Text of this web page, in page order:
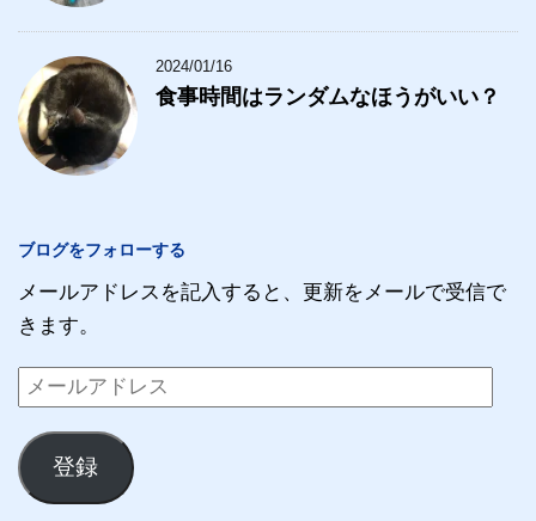
2024/01/16
食事時間はランダムなほうがいい？
ブログをフォローする
メールアドレスを記入すると、更新をメールで受信で
きます。
メ
ー
ル
ア
登録